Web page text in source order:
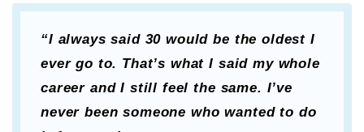
“I always said 30 would be the oldest I
ever go to. That’s what I said my whole
career and I still feel the same. I’ve
never been someone who wanted to do